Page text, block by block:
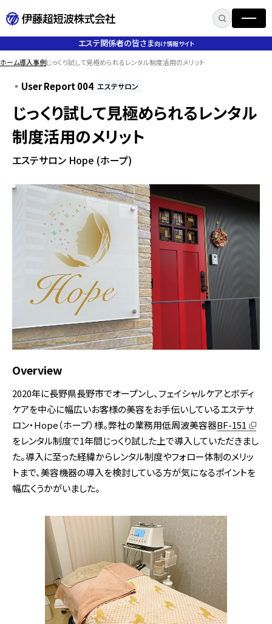
総合カタログ お問い合わせ
製品情報
美容機器導入サポート
修理対応案内
よくあるご質問
ODM・PBについて
セミナー情報
エステ関係者の皆さま向け情報サイト
ホーム導入事例じっくり試して見極められるレンタル制度活用のメリット
User Report 004 エステサロン
じっくり試して見極められるレンタル
制度活用のメリット
エステサロン Hope (ホープ)
Overview
2020年に長野県長野市でオープンし、フェイシャルケアとボディ
ケアを中心に幅広いお客様の美容をお手伝いしているエステサ
ロン・Hope（ホープ）様。弊社の業務用低周波美容器BF-151
をレンタル制度で1年間じっくり試した上で導入していただきまし
た。導入に至った経緯からレンタル制度やフォロー体制のメリッ
トまで、美容機器の導入を検討している方が気になるポイントを
幅広くうかがいました。